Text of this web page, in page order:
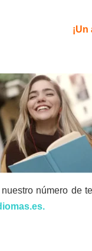
nuestro número de
.